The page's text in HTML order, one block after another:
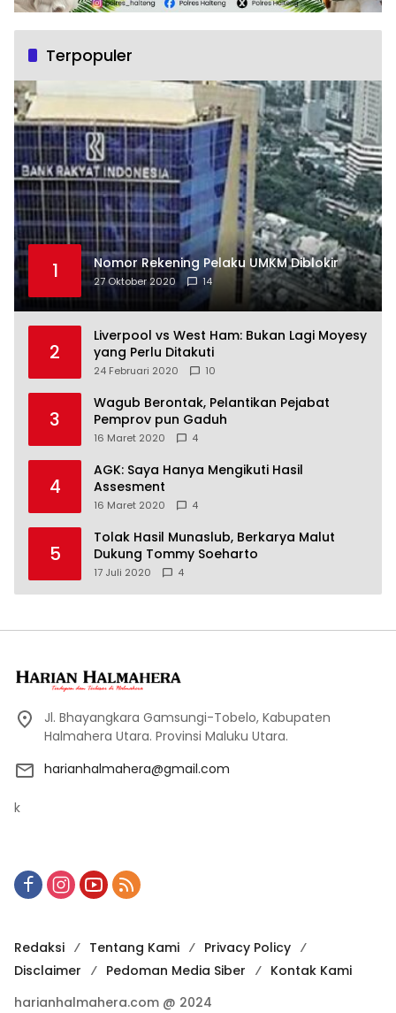
Terpopuler
1 Nomor Rekening Pelaku UMKM Diblokir
27 Oktober 2020 14
2
Liverpool vs West Ham: Bukan Lagi Moyesy
yang Perlu Ditakuti
24 Februari 2020 10
3
Wagub Berontak, Pelantikan Pejabat
Pemprov pun Gaduh
16 Maret 2020 4
4
AGK: Saya Hanya Mengikuti Hasil
Assesment
16 Maret 2020 4
5
Tolak Hasil Munaslub, Berkarya Malut
Dukung Tommy Soeharto
17 Juli 2020 4
Jl. Bhayangkara Gamsungi-Tobelo, Kabupaten
Halmahera Utara. Provinsi Maluku Utara.
harianhalmahera@gmail.com
k
Redaksi Tentang Kami
Privacy Policy
Disclaimer
Pedoman Media Siber
Kontak Kami
harianhalmahera.com @ 2024